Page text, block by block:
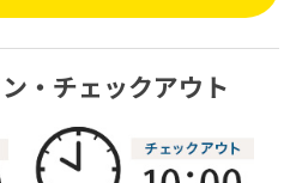
・チェックアウト